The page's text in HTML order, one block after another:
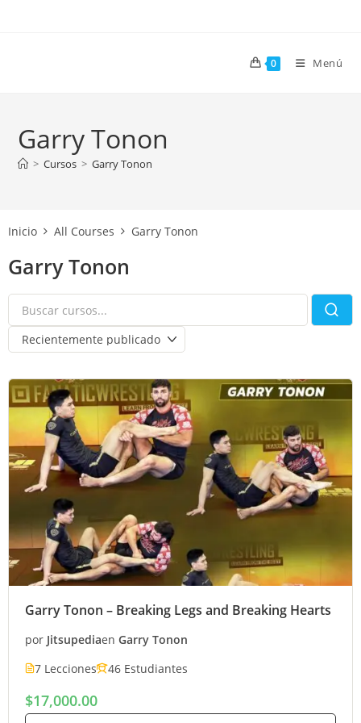
0 Menú
Garry Tonon
> Cursos > Garry Tonon
Inicio All Courses Garry Tonon
Garry Tonon
Garry Tonon – Breaking Legs and Breaking Hearts
por Jitsupediaen Garry Tonon
7 Lecciones
46 Estudiantes
$17,000.00